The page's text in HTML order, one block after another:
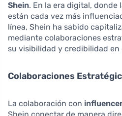
Shein. En la era digital, donde
están cada vez más
línea, Shein ha sabido
mediante colaboraciones
su visibilidad y credibilidad en
Colaboraciones
La colaboración con